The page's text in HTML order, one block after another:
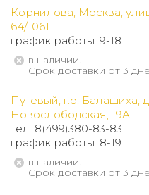
Корнилова, Москва,
64/1061
график работы: 9-18
В наличии.
Срок доставки от 3
Путевый, г.о. Балашиха,
Новослободская, 19А
тел: 8(499)380-83-83
график работы: 8-19
В наличии.
Срок доставки от 3